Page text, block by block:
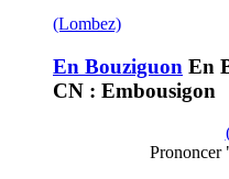
(Lombez)
En Bouziguon En
CN : Embousigon